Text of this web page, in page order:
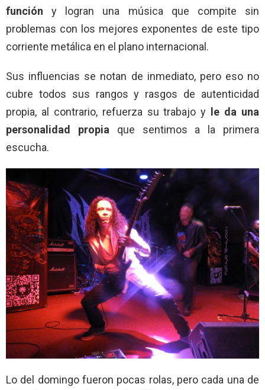
función y logran una música que compite sin
problemas con los mejores exponentes de este tipo
corriente metálica en el plano internacional.
Sus influencias se notan de inmediato, pero eso no
cubre todos sus rangos y rasgos de autenticidad
propia, al contrario, refuerza su trabajo y le da una
personalidad propia que sentimos a la primera
escucha.
Lo del domingo fueron pocas rolas, pero cada una de